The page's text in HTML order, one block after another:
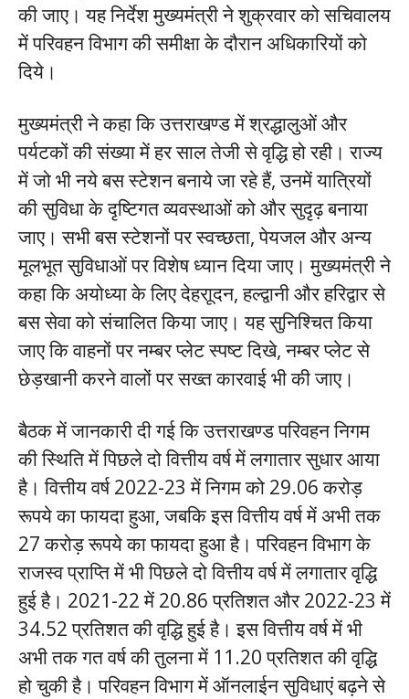
की जाए। यह निर्देश मुख्यमंत्री ने शुक्रवार को सचिवालय
में परिवहन विभाग की समीक्षा के दौरान अधिकारियों को
दिये।
मुख्यमंत्री ने कहा कि उत्तराखण्ड में श्रद्धालुओं और
पर्यटकों की संख्या में हर साल तेजी से वृद्धि हो रही। राज्य
में जो भी नये बस स्टेशन बनाये जा रहे हैं, उनमें यात्रियों
की सुविधा के दृष्टिगत व्यवस्थाओं को और सुदृढ़ बनाया
जाए। सभी बस स्टेशनों पर स्वच्छता, पेयजल और अन्य
मूलभूत सुविधाओं पर विशेष ध्यान दिया जाए। मुख्यमंत्री ने
कहा कि अयोध्या के लिए देहराूदन, हल्द्वानी और हरिद्वार से
बस सेवा को संचालित किया जाए। यह सुनिश्चित किया
जाए कि वाहनों पर नम्बर प्लेट स्पष्ट दिखे, नम्बर प्लेट से
छेड़खानी करने वालों पर सख्त कारवाई भी की जाए।
बैठक में जानकारी दी गई कि उत्तराखण्ड परिवहन निगम
की स्थिति में पिछले दो वित्तीय वर्ष में लगातार सुधार आया
है। वित्तीय वर्ष 2022-23 में निगम को 29.06 करोड़
रूपये का फायदा हुआ, जबकि इस वित्तीय वर्ष में अभी तक
27 करोड़ रूपये का फायदा हुआ है। परिवहन विभाग के
राजस्व प्राप्ति में भी पिछले दो वित्तीय वर्ष में लगातार वृद्धि
हुई है। 2021-22 में 20.86 प्रतिशत और 2022-23 में
34.52 प्रतिशत की वृद्धि हुई है। इस वित्तीय वर्ष में भी
अभी तक गत वर्ष की तुलना में 11.20 प्रतिशत की वृद्धि
हो चुकी है। परिवहन विभाग में ऑनलाईन सुविधाएं बढ़ने से